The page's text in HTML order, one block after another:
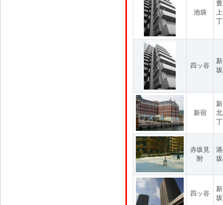
池袋
四ッ谷
新宿
赤坂見
附
四ッ谷